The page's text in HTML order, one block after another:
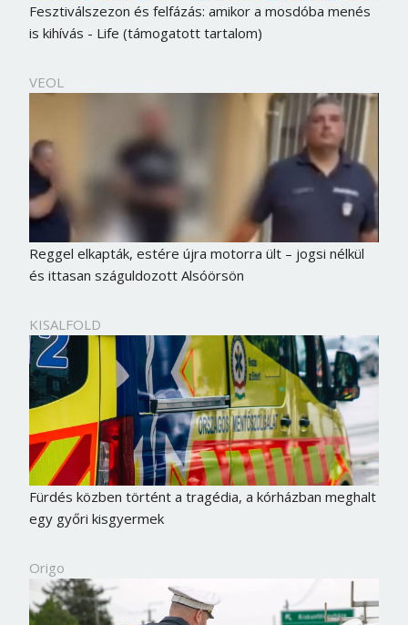
Fesztiválszezon és felfázás: amikor a mosdóba menés
is kihívás - Life (támogatott tartalom)
VEOL
Reggel elkapták, estére újra motorra ült – jogsi nélkül
és ittasan száguldozott Alsóörsön
KISALFOLD
Fürdés közben történt a tragédia, a kórházban meghalt
egy győri kisgyermek
Origo